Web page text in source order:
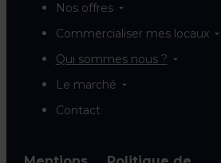
Nos offres
Commercialiser mes locaux
Qui sommes nous ?
Le marché
Contact